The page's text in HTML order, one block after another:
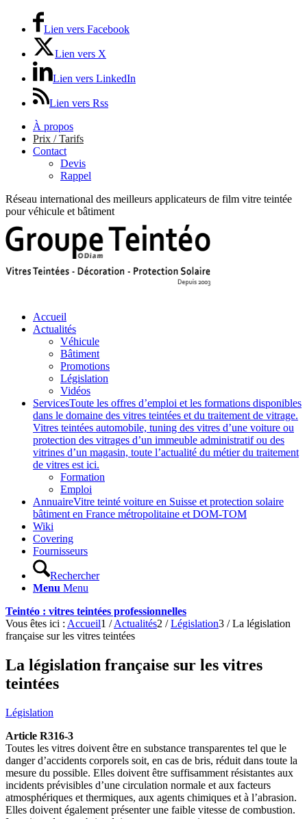
Lien vers Facebook
Lien vers X
Lien vers LinkedIn
Lien vers Rss
À propos
Prix / Tarifs
Contact
Devis
Rappel
Réseau international des meilleurs applicateurs de film vitre teintée
pour véhicule et bâtiment
Accueil
Actualités
Véhicule
Bâtiment
Promotions
Législation
Vidéos
ServicesToute les offres d’emploi et les formations disponibles
dans le domaine des vitres teintées et du traitement de vitrage.
Vitres teintées automobile, tuning des vitres d’une voiture ou
protection des vitrages d’un immeuble administratif ou des
vitrines d’un magasin, toute l’actualité du métier du traitement
de vitres est ici.
Formation
Emploi
AnnuaireVitre teinté voiture en Suisse et protection solaire
bâtiment en France métropolitaine et DOM-TOM
Wiki
Covering
Fournisseurs
Rechercher
Menu Menu
Teintéo : vitres teintées professionnelles
Vous êtes ici : Accueil1 / Actualités2 / Législation3 / La législation
française sur les vitres teintées
La législation française sur les vitres
teintées
Législation
Article R316-3
Toutes les vitres doivent être en substance transparentes tel que le
danger d’accidents corporels soit, en cas de bris, réduit dans toute la
mesure du possible. Elles doivent être suffisamment résistantes aux
incidents prévisibles d’une circulation normale et aux facteurs
atmosphériques et thermiques, aux agents chimiques et à l’abrasion.
Elles doivent également présenter une faible vitesse de combustion.